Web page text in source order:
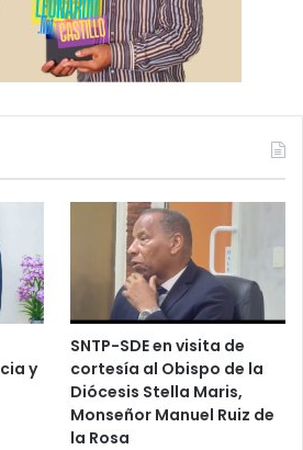
y
SNTP-SDE en visita de
cortesía al Obispo de la
Diócesis Stella Maris,
Monseñor Manuel Ruiz de
la Rosa